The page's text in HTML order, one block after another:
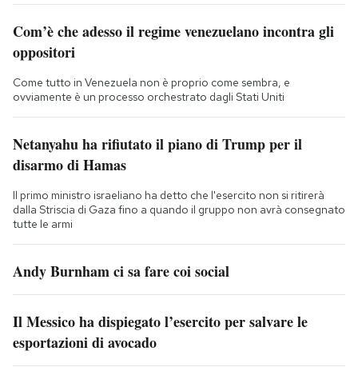
Com’è che adesso il regime venezuelano incontra gli
oppositori
Come tutto in Venezuela non è proprio come sembra, e
ovviamente è un processo orchestrato dagli Stati Uniti
Netanyahu ha rifiutato il piano di Trump per il
disarmo di Hamas
Il primo ministro israeliano ha detto che l'esercito non si ritirerà
dalla Striscia di Gaza fino a quando il gruppo non avrà consegnato
tutte le armi
Andy Burnham ci sa fare coi social
Il Messico ha dispiegato l’esercito per salvare le
esportazioni di avocado